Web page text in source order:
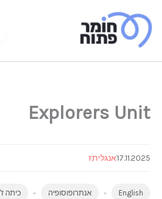
לתוכן
Explorers Unit
17.11.2025אנגליתז
English אנתרופוסופיה כיתה ז'